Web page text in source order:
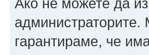
администраторите.
гарантираме, че